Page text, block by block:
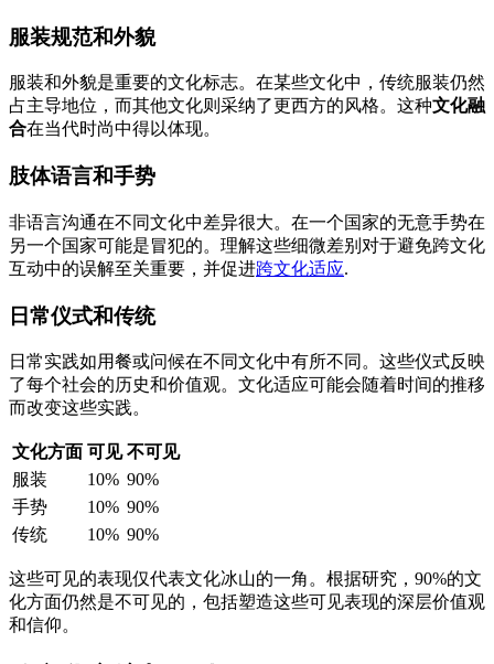
服装规范和外貌
服装和外貌是重要的文化标志。在某些文化中，传统服装仍然
占主导地位，而其他文化则采纳了更西方的风格。这种文化融
合在当代时尚中得以体现。
肢体语言和手势
非语言沟通在不同文化中差异很大。在一个国家的无意手势在
另一个国家可能是冒犯的。理解这些细微差别对于避免跨文化
互动中的误解至关重要，并促进跨文化适应.
日常仪式和传统
日常实践如用餐或问候在不同文化中有所不同。这些仪式反映
了每个社会的历史和价值观。文化适应可能会随着时间的推移
而改变这些实践。
文化方面 可见 不可见
服装
10% 90%
手势
10% 90%
传统
10% 90%
这些可见的表现仅代表文化冰山的一角。根据研究，90%的文
化方面仍然是不可见的，包括塑造这些可见表现的深层价值观
和信仰。